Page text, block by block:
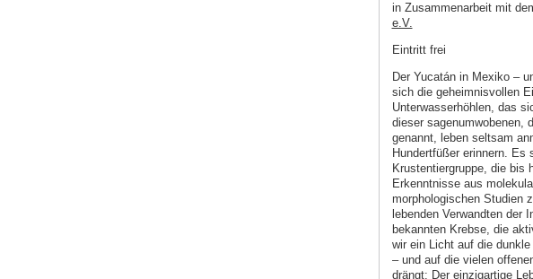
in Zusammenarbeit mit
e.V.
Eintritt frei
Der Yucatán in Mexiko –
sich die geheimnisvollen
Unterwasserhöhlen, das
dieser sagenumwobenen,
genannt, leben seltsam
Hundertfüßer erinnern. Es
Krustentiergruppe, die bis
Erkenntnisse aus
morphologischen Studien
lebenden Verwandten der
bekannten Krebse, die
wir ein Licht auf die
– und auf die vielen
drängt: Der einzigartige